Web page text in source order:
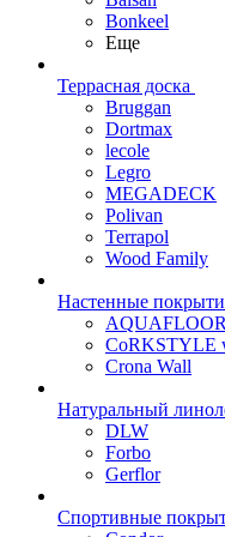
Bonkeel
Еще
Террасная доска
Bruggan
Dortmax
lecole
Legro
MEGADECK
Polivan
Terrapol
Wood Family
Настенные
CoRKSTYLE
Crona Wall
Натуральный
DLW
Forbo
Gerflor
Спортивные